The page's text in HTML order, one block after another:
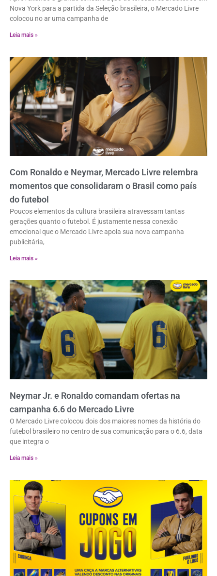
Nova York para a partida da Seleção brasileira, o Mercado Livre
colocou no ar uma campanha de
Leia mais »
Com Ronaldo e Neymar, Mercado Livre relembra
momentos que consolidaram o Brasil como país
do futebol
Poucos elementos da cultura brasileira atravessam tantas
gerações quanto o futebol. É justamente nessa conexão
emocional que o Mercado Livre apoia sua nova campanha
publicitária,
Leia mais »
Neymar Jr. e Ronaldo comandam ofertas na
campanha 6.6 do Mercado Livre
O Mercado Livre colocou dois dos maiores nomes da história do
futebol brasileiro no centro de sua comunicação para o 6.6, data
que integra o
Leia mais »